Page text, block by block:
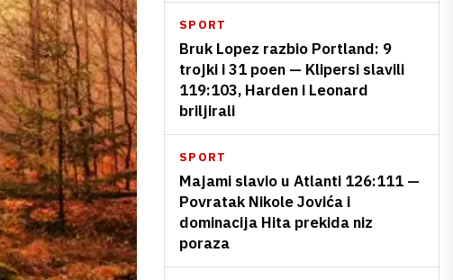
SPORT
Bruk Lopez razbio Portland: 9
trojki i 31 poen — Klipersi slavili
119:103, Harden i Leonard
briljirali
SPORT
Majami slavio u Atlanti 126:111 —
Povratak Nikole Jovića i
dominacija Hita prekida niz
poraza